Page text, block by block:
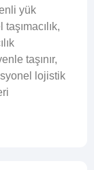
yük
taşınır,
lojistik